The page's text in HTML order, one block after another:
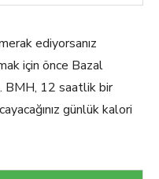
ediyorsanız
için önce Bazal
BMH, 12 saatlik bir
günlük kalori